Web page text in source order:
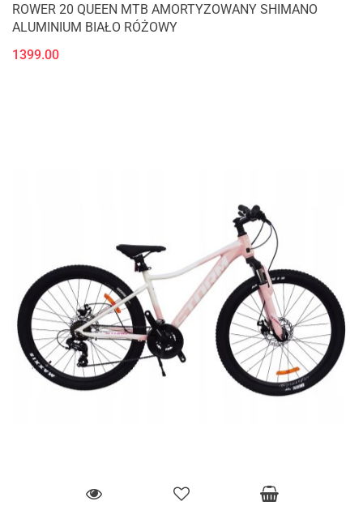
ROWER 20 QUEEN MTB AMORTYZOWANY SHIMANO
ALUMINIUM BIAŁO RÓŻOWY
1399.00